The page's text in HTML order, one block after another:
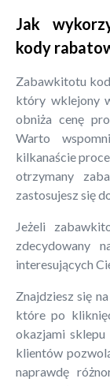
Jak
kody
Zabawkitotu kod
który wklejony
obniża cenę
Warto
kilkanaście
otrzymany
zastosujesz się
Jeżeli
zdecydowany
interesujących
Znajdziesz się
które po
okazjami
klientów
naprawdę